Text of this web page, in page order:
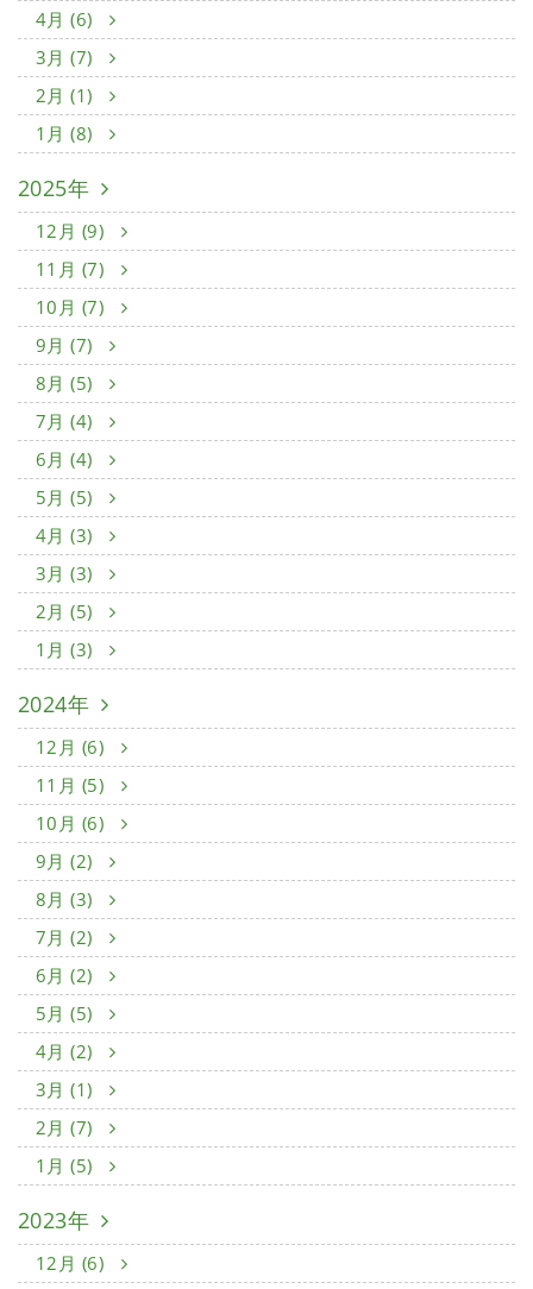
4月 (6)
3月 (7)
2月 (1)
1月 (8)
2025年
12月 (9)
11月 (7)
10月 (7)
9月 (7)
8月 (5)
7月 (4)
6月 (4)
5月 (5)
4月 (3)
3月 (3)
2月 (5)
1月 (3)
2024年
12月 (6)
11月 (5)
10月 (6)
9月 (2)
8月 (3)
7月 (2)
6月 (2)
5月 (5)
4月 (2)
3月 (1)
2月 (7)
1月 (5)
2023年
12月 (6)